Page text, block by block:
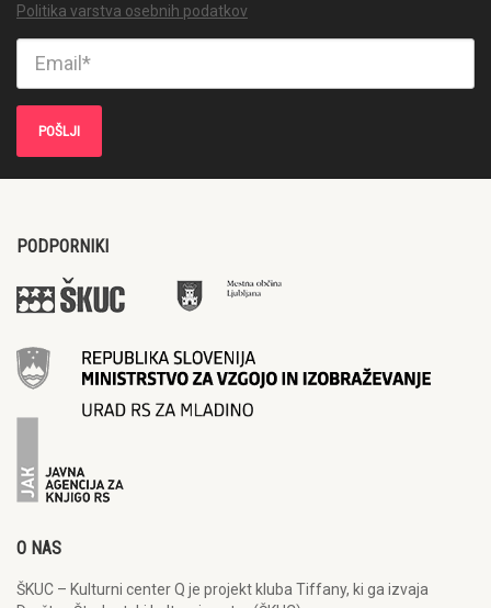
Politika varstva osebnih podatkov
PODPORNIKI
O NAS
ŠKUC – Kulturni center Q je projekt kluba Tiffany, ki ga izvaja